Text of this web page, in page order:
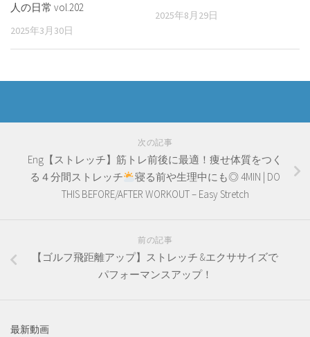
人の日常 vol.202
2025年3月30日
2025年8月29日
次の記事
Eng【ストレッチ】筋トレ前後に最適！痩せ体質をつく
る４分間ストレッチ
寝る前や生理中にも◎ 4MIN | DO
THIS BEFORE/AFTER WORKOUT – Easy Stretch
前の記事
【ゴルフ飛距離アップ】ストレッチ &エクササイズで
パフォーマンスアップ！
最新動画